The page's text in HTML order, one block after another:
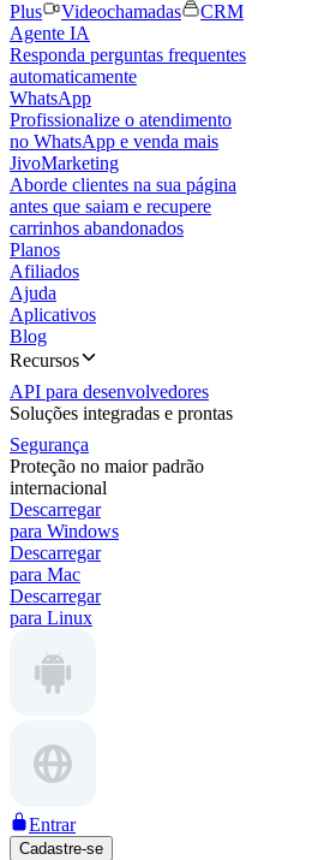
Plus
Videochamadas
CRM
Agente IA
Responda perguntas frequentes
automaticamente
WhatsApp
Profissionalize o atendimento
no WhatsApp e venda mais
JivoMarketing
Aborde clientes na sua página
antes que saiam e recupere
carrinhos abandonados
Planos
Afiliados
Ajuda
Aplicativos
Blog
Recursos
API para desenvolvedores
Soluções integradas e prontas
Segurança
Proteção no maior padrão
internacional
Descarregar
para Windows
Descarregar
para Mac
Descarregar
para Linux
Entrar
Cadastre-se